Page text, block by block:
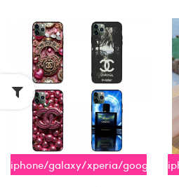
iphone/galaxy/xperia/google/